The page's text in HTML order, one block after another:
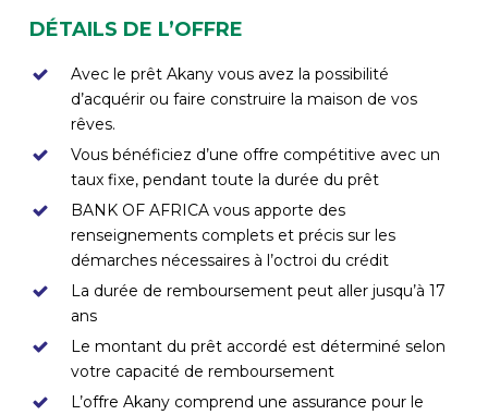
DÉTAILS DE L’OFFRE
Avec le prêt Akany vous avez la possibilité
d’acquérir ou faire construire la maison de vos
rêves.
Vous bénéficiez d’une offre compétitive avec un
taux fixe, pendant toute la durée du prêt
BANK OF AFRICA vous apporte des
renseignements complets et précis sur les
démarches nécessaires à l’octroi du crédit
La durée de remboursement peut aller jusqu’à 17
ans
Le montant du prêt accordé est déterminé selon
votre capacité de remboursement
L’offre Akany comprend une assurance pour le